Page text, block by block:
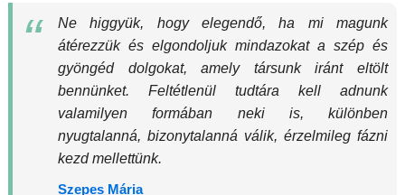
Ne higgyük, hogy elegendő, ha mi magunk
átérezzük és elgondoljuk mindazokat a szép és
gyöngéd dolgokat, amely társunk iránt eltölt
bennünket. Feltétlenül tudtára kell adnunk
valamilyen formában neki is, különben
nyugtalanná, bizonytalanná válik, érzelmileg fázni
kezd mellettünk.
Szepes Mária